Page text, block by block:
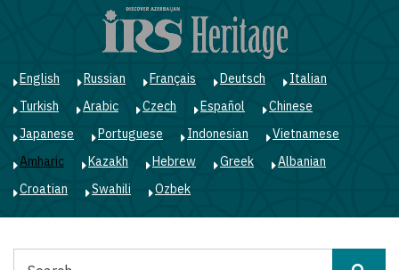
English Russian Français Deutsch
Italian
Turkish
Arabic Czech Español
Chinese
Japanese
Portuguese Indonesian
Vietnamese
Amharic
Kazakh Hebrew Greek
Albanian
Croatian
Swahili Ozbek